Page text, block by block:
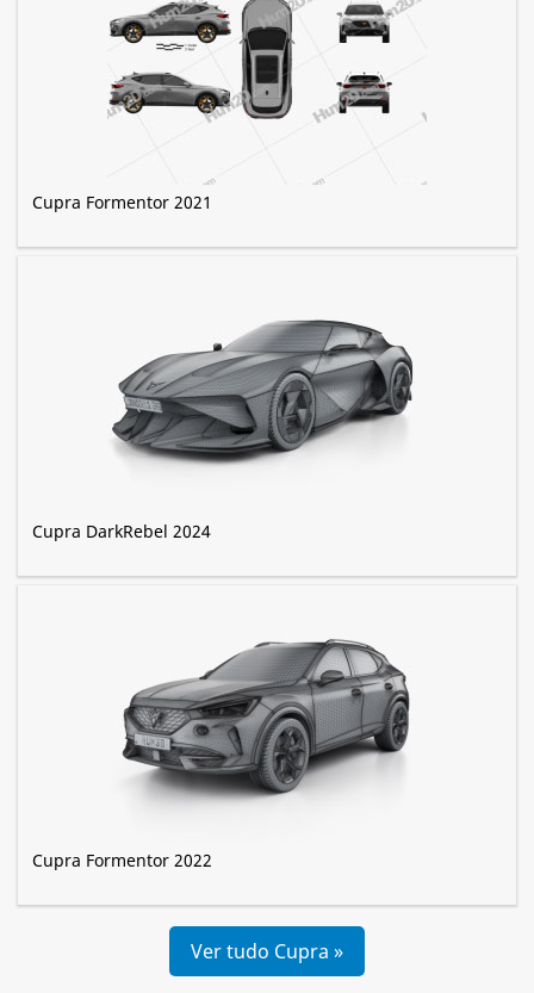
Cupra Formentor 2021
Cupra DarkRebel 2024
Cupra Formentor 2022
Ver tudo Cupra »